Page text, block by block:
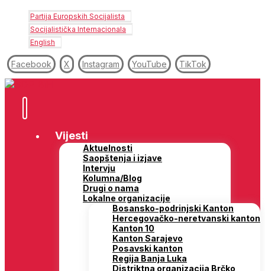
Partija Europskih Socijalista
Socijalistička Internacionala
English
Facebook X Instagram YouTube TikTok
Vijesti
Aktuelnosti
Saopštenja i izjave
Intervju
Kolumna/Blog
Drugi o nama
Lokalne organizacije
Bosansko-podrinjski Kanton
Hercegovačko-neretvanski kanton
Kanton 10
Kanton Sarajevo
Posavski kanton
Regija Banja Luka
Distriktna organizacija Brčko